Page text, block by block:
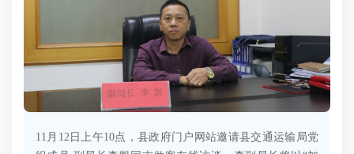
11月12日上午10点，县政府门户网站邀请县交通运输局党